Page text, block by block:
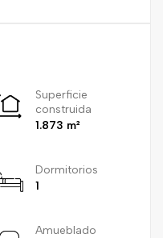
Superficie
construida
1.873 m²
Dormitorios
1
Amueblado